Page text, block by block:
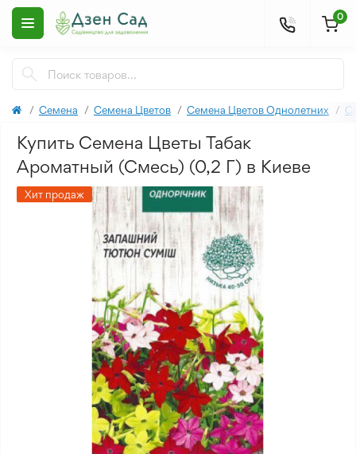
0
Семена Семена Цветов Семена Цветов Однолетних
Купить Семена Цветы Табак
Ароматный (Смесь) (0,2 Г) в Киеве
Хит продаж